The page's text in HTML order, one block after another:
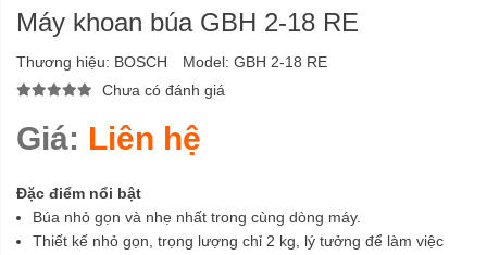
Máy khoan búa GBH 2-18 RE
Thương hiệu: BOSCH Model: GBH 2-18 RE
Chưa có đánh giá
Giá: Liên hệ
Đặc điểm nổi bật
Búa nhỏ gọn và nhẹ nhất trong cùng dòng máy.
Thiết kế nhỏ gọn, trọng lượng chỉ 2 kg, lý tưởng để làm việc